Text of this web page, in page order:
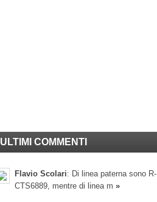
ULTIMI COMMENTI
Flavio Scolari: Di linea paterna sono R-
CTS6889, mentre di linea m »